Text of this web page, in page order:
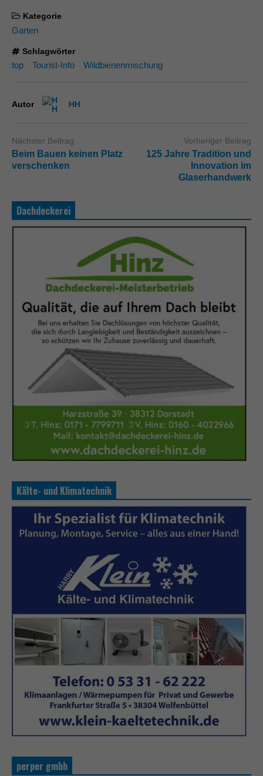
Kategorie
Garten
Schlagwörter
top Tourist-Info Wildbienenmischung
Autor HH
Nächster Beitrag
Beim Bauen keinen Platz
verschenken
Vorheriger Beitrag
125 Jahre Tradition und
Innovation im
Glaserhandwerk
Dachdeckerei
Kälte- und Klimatechnik
perper gmbh